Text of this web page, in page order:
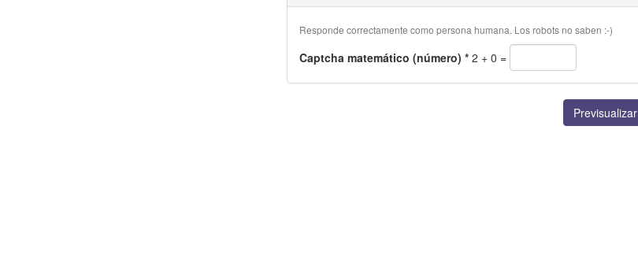
Responde correctamente como persona humana. Los robots no saben :-)
Captcha matemático (número)* 2 + 0 =
Previsualizar